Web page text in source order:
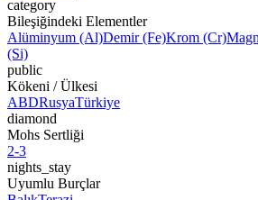
category
Bileşiğindeki Elementler
Alüminyum (Al)Demir (Fe)Krom (Cr)
(Si)
public
Kökeni / Ülkesi
ABDRusyaTürkiye
diamond
Mohs Sertliği
2-3
nights_stay
Uyumlu Burçlar